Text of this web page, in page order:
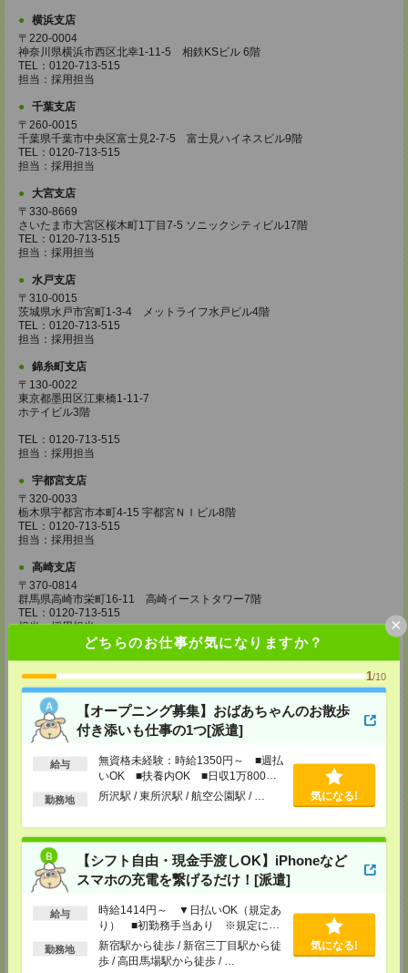
どちらのお仕事が気になりますか？
1/10
【オープニング募集】おばあちゃんのお散歩
付き添いも仕事の1つ[派遣]
給与
無資格未経験：時給1350円～ ■週払
いOK ■扶養内OK ■日収1万800円
以上
勤務地 所沢駅 / 東所沢駅 / 航空公園駅 / … 気になる!
【シフト自由・現金手渡しOK】iPhoneなど
スマホの充電を繋げるだけ！[派遣]
給与
時給1414円～ ▼日払いOK（規定あ
り） ■初勤務手当あり ※規定によ
る
勤務地
新宿駅から徒歩 / 新宿三丁目駅から徒
歩 / 高田馬場駅から徒歩 / …
気になる!
×
横浜支店
〒220-0004
神奈川県横浜市西区北幸1-11-5 相鉄KSビル 6階
TEL：0120-713-515
担当：採用担当
千葉支店
〒260-0015
千葉県千葉市中央区富士見2-7-5 富士見ハイネスビル9階
TEL：0120-713-515
担当：採用担当
大宮支店
〒330-8669
さいたま市大宮区桜木町1丁目7-5 ソニックシティビル17階
TEL：0120-713-515
担当：採用担当
水戸支店
〒310-0015
茨城県水戸市宮町1-3-4 メットライフ水戸ビル4階
TEL：0120-713-515
担当：採用担当
錦糸町支店
〒130-0022
東京都墨田区江東橋1-11-7
ホテイビル3階
TEL：0120-713-515
担当：採用担当
宇都宮支店
〒320-0033
栃木県宇都宮市本町4-15 宇都宮ＮＩビル8階
TEL：0120-713-515
担当：採用担当
高崎支店
〒370-0814
群馬県高崎市栄町16-11 高崎イーストタワー7階
TEL：0120-713-515
担当：採用担当
〒277-0842
千葉県柏市末広町7-3 柏第一生命ビル4階
TEL：0120-713-515
担当：採用担当
八王子支店
東京都八王子市東町1－6 橋完ＬＫビル 3階
TEL：0120-713-515
〒194-0022 東京都町田市森野1-33-11 町田森野ビル1階
TEL：0120-713-515
担当：採用担当
越谷支店
埼玉県越谷市弥生町1-4 越谷弥生ビル3階
TEL：0120-713-515
担当：採用担当